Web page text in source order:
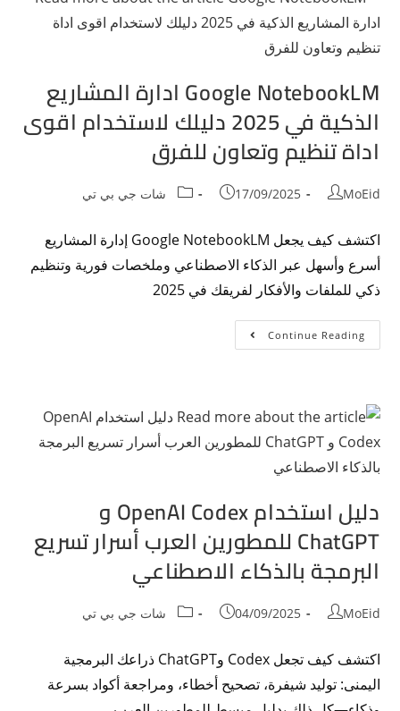
Google NotebookLM ادارة المشاريع
الذكية في 2025 دليلك لاستخدام اقوى
اداة تنظيم وتعاون للفرق
MoEid
17/09/2025 شات جي بي تي
اكتشف كيف يجعل Google NotebookLM إدارة المشاريع
أسرع وأسهل عبر الذكاء الاصطناعي وملخصات فورية وتنظيم
ذكي للملفات والأفكار لفريقك في 2025
Continue Reading
دليل استخدام OpenAI Codex و
ChatGPT للمطورين العرب أسرار تسريع
البرمجة بالذكاء الاصطناعي
MoEid
04/09/2025 شات جي بي تي
اكتشف كيف تجعل Codex وChatGPT ذراعك البرمجية
اليمنى: توليد شيفرة، تصحيح أخطاء، ومراجعة أكواد بسرعة